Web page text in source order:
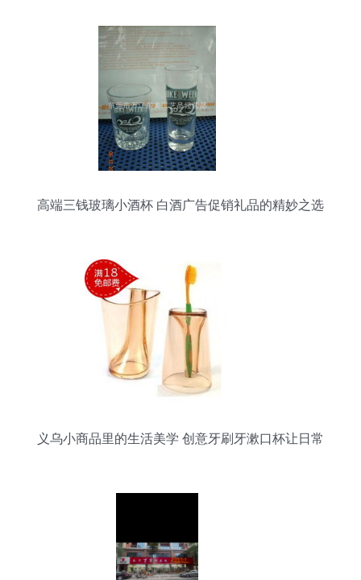
高端三钱玻璃小酒杯 白酒广告促销礼品的精妙之选
义乌小商品里的生活美学 创意牙刷牙漱口杯让日常